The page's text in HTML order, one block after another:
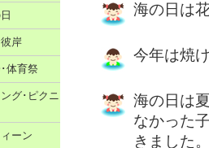
海の日は
今年は焼
海の日は
なかった
きました
岸
体育祭
グ･ピクニ
ーン